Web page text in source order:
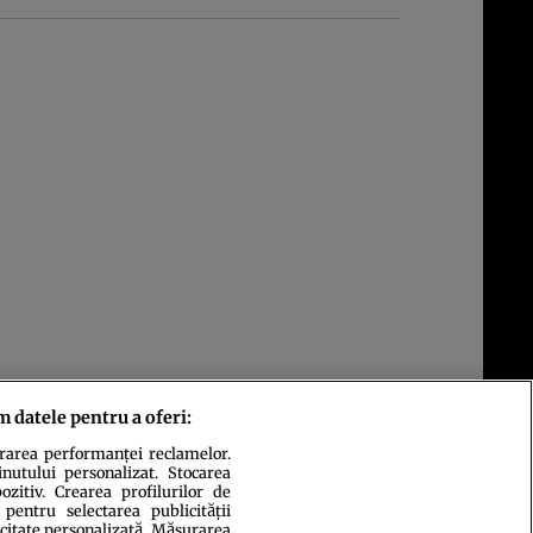
datele pentru a oferi:
performanței reclamelor.
personalizat. Stocarea
Crearea profilurilor de
selectarea publicității
personalizată. Măsurarea